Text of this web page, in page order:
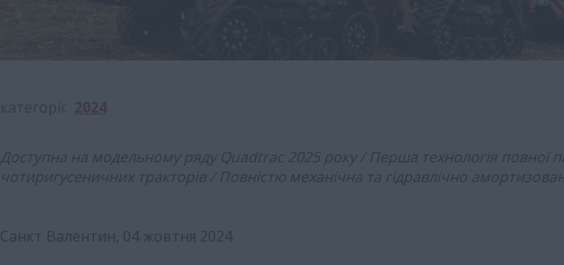
Доступна на модельному ряду Quadtrac 2025 року / Перша технологія повної
чотиригусеничних тракторів / Повністю механічна та гідравлічно
Санкт Валентин, 04 жовтня 2024